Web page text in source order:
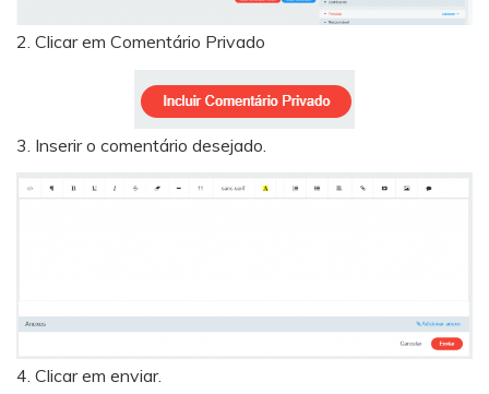
2. Clicar em Comentário Privado
3. Inserir o comentário desejado.
4. Clicar em enviar.